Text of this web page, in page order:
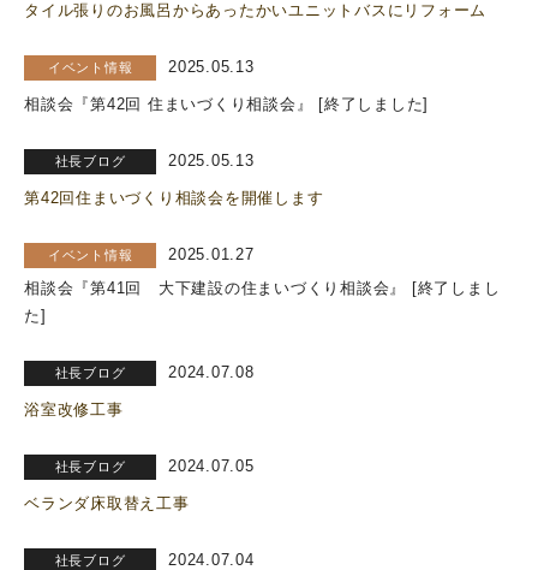
タイル張りのお風呂からあったかいユニットバスにリフォーム
イベント情報 2025.05.13
相談会『第42回 住まいづくり相談会』 [終了しました]
社長ブログ 2025.05.13
第42回住まいづくり相談会を開催します
イベント情報
2025.01.27
相談会『第41回 大下建設の住まいづくり相談会』 [終了しまし
た]
社長ブログ 2024.07.08
浴室改修工事
社長ブログ 2024.07.05
ベランダ床取替え工事
社長ブログ 2024.07.04